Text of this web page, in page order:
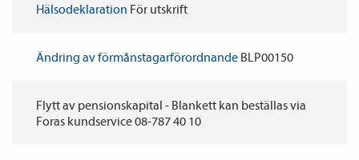
Hälsodeklaration För utskrift
Ändring av förmånstagarförordnande BLP00150
Flytt av pensions­kapital - Blankett kan beställas via
Foras kundservice 08-787 40 10